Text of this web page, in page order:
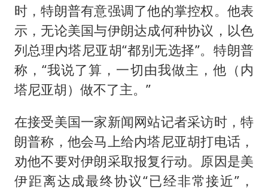
时，特朗普有意强调了他的掌控权。他表
示，无论美国与伊朗达成何种协议，以色
列总理内塔尼亚胡“都别无选择”。特朗普
称，“我说了算，一切由我做主，他（内
塔尼亚胡）做不了主。”
在接受美国一家新闻网站记者采访时，特
朗普称，他会马上给内塔尼亚胡打电话，
劝他不要对伊朗采取报复行动。原因是美
伊距离达成最终协议“已经非常接近”，